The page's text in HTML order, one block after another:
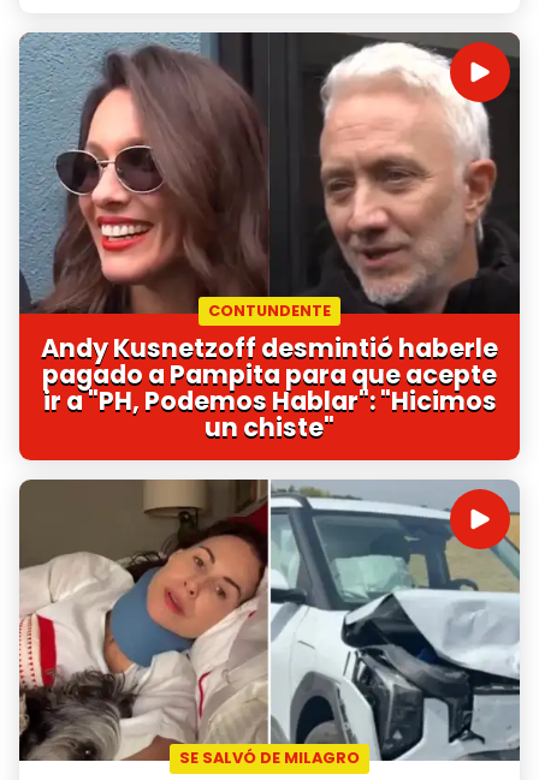
CONTUNDENTE
Andy Kusnetzoff desmintió haberle
pagado a Pampita para que acepte
ir a "PH, Podemos Hablar": "Hicimos
un chiste"
SE SALVÓ DE MILAGRO